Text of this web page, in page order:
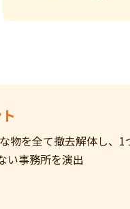
物を全て撤去解体し、1
い事務所を演出